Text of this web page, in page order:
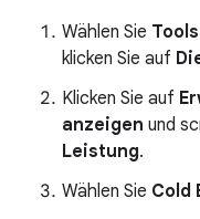
Wählen Sie
klicken Sie auf
Klicken Sie auf
anzeigen und
Leistung.
Wählen Sie Cold